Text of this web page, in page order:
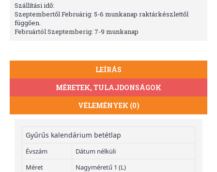
Szállítási idő:
Szeptembertől Februárig: 5-6 munkanap raktárkészlettől
függően.
Februártól Szeptemberig: 7-9 munkanap
LEÍRÁS
MÉRETEK, TULAJDONSÁGOK
VÉLEMÉNYEK (0)
Gyűrűs kalendárium betétlap
Évszám
Dátum nélküli
Méret
Nagyméretű 1 (L)